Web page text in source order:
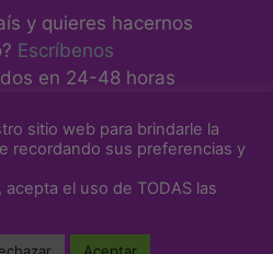
y quieres hacernos
Escríbenos
en 24-48 horas
venta y devoluciones
diseñada por
sitio web para brindarle la
recordando sus preferencias y
el uso de TODAS las